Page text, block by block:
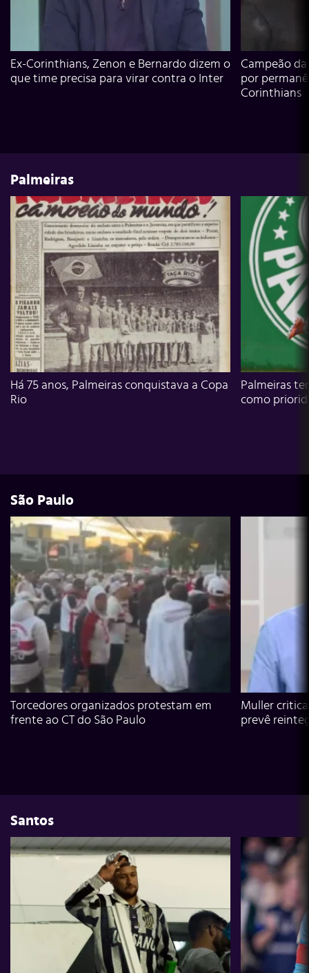
Ex-Corinthians, Zenon e Bernardo dizem o
que time precisa para virar contra o Inter
Campeão
por
Corinthians
Palmeiras
Há 75 anos, Palmeiras conquistava a Copa
Rio
Palmeiras
como
São Paulo
Torcedores organizados protestam em
frente ao CT do São Paulo
Muller
prevê
Santos